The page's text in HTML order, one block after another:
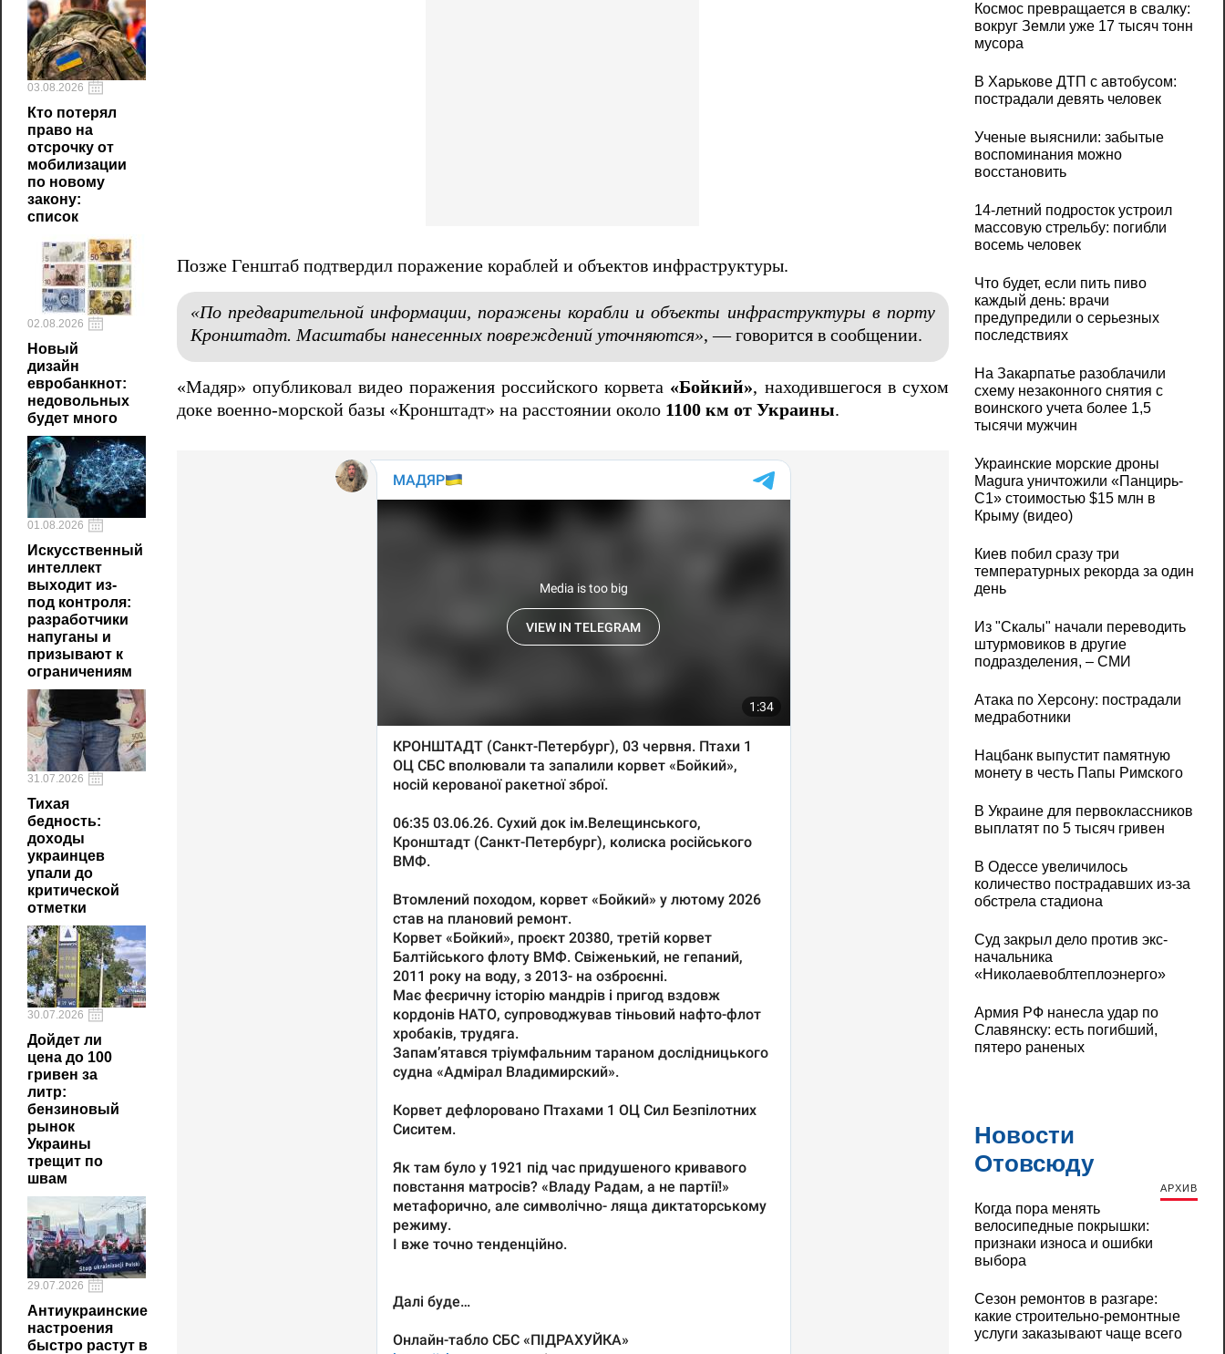
03.08.2026
Кто потерял
право на
отсрочку от
мобилизации
по новому
закону:
список
02.08.2026
Новый
дизайн
евробанкнот:
недовольных
будет много
01.08.2026
Искусственный
интеллект
выходит из-
под контроля:
разработчики
напуганы и
призывают к
ограничениям
31.07.2026
Тихая
бедность:
доходы
украинцев
упали до
критической
отметки
30.07.2026
Дойдет ли
цена до 100
гривен за
литр:
бензиновый
рынок
Украины
трещит по
швам
29.07.2026
Антиукраинские
настроения
быстро растут в
Позже Генштаб подтвердил поражение кораблей и объектов инфраструктуры.
«По предварительной информации, поражены корабли и объекты инфраструктуры в порту
Кронштадт. Масштабы нанесенных повреждений уточняются», — говорится в сообщении.
«Мадяр» опубликовал видео поражения российского корвета «Бойкий», находившегося в сухом
доке военно‑морской базы «Кронштадт» на расстоянии около 1100 км от Украины.
Космос превращается в свалку:
вокруг Земли уже 17 тысяч тонн
мусора
В Харькове ДТП с автобусом:
пострадали девять человек
Ученые выяснили: забытые
воспоминания можно
восстановить
14-летний подросток устроил
массовую стрельбу: погибли
восемь человек
Что будет, если пить пиво
каждый день: врачи
предупредили о серьезных
последствиях
На Закарпатье разоблачили
схему незаконного снятия с
воинского учета более 1,5
тысячи мужчин
Украинские морские дроны
Magura уничтожили «Панцирь-
С1» стоимостью $15 млн в
Крыму (видео)
Киев побил сразу три
температурных рекорда за один
день
Из "Скалы" начали переводить
штурмовиков в другие
подразделения, – СМИ
Атака по Херсону: пострадали
медработники
Нацбанк выпустит памятную
монету в честь Папы Римского
В Украине для первоклассников
выплатят по 5 тысяч гривен
В Одессе увеличилось
количество пострадавших из-за
обстрела стадиона
Суд закрыл дело против экс-
начальника
«Николаевоблтеплоэнерго»
Армия РФ нанесла удар по
Славянску: есть погибший,
пятеро раненых
Новости
Отовсюду
АРХИВ
Когда пора менять
велосипедные покрышки:
признаки износа и ошибки
выбора
Сезон ремонтов в разгаре:
какие строительно-ремонтные
услуги заказывают чаще всего